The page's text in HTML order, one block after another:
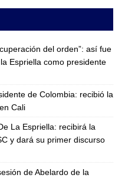
del orden”: así fue
Espriella como presidente
de Colombia: recibió la
Cali
La Espriella: recibirá la
y dará su primer discurso
de Abelardo de la